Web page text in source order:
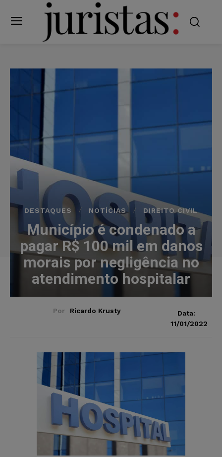
DESTAQUES NOTÍCIAS DIREITO CIVIL
Município é condenado a
pagar R$ 100 mil em danos
morais por negligência no
atendimento hospitalar
Por Ricardo Krusty
Data:
11/01/2022